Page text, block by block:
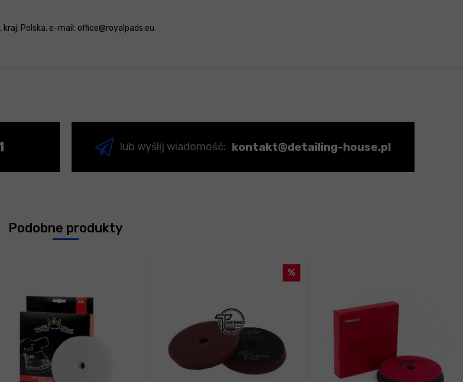
Polska, e-mail: office@royalpads.eu
lub wyślij wiadomość: kontakt@detailing-house.pl
Podobne produkty